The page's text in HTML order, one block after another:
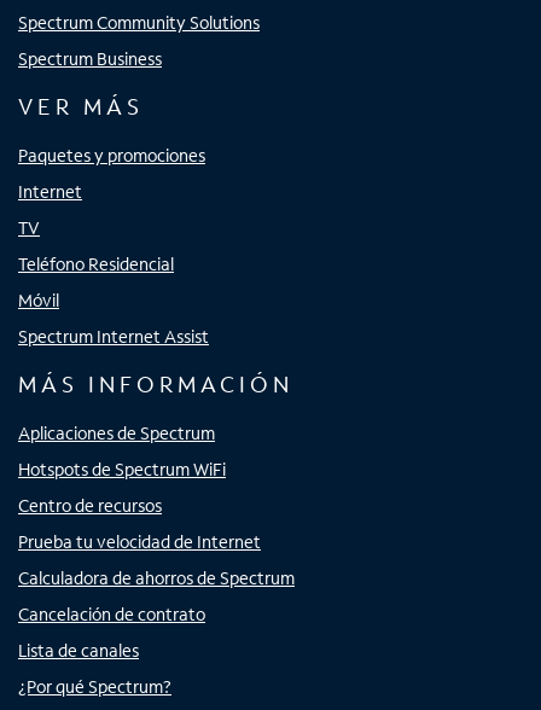
Spectrum Community Solutions
Spectrum Business
VER MÁS
Paquetes y promociones
Internet
TV
Teléfono Residencial
Móvil
Spectrum Internet Assist
MÁS INFORMACIÓN
Aplicaciones de Spectrum
Hotspots de Spectrum WiFi
Centro de recursos
Prueba tu velocidad de Internet
Calculadora de ahorros de Spectrum
Cancelación de contrato
Lista de canales
¿Por qué Spectrum?